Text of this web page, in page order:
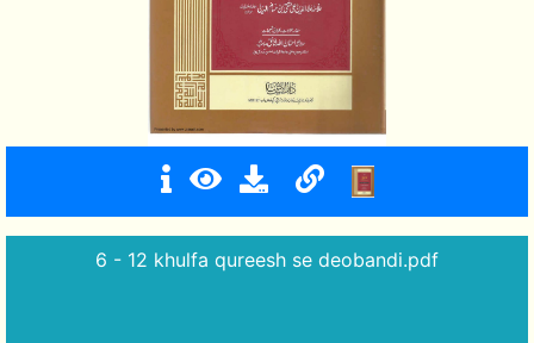
6 - 12 khulfa qureesh se deobandi.pdf